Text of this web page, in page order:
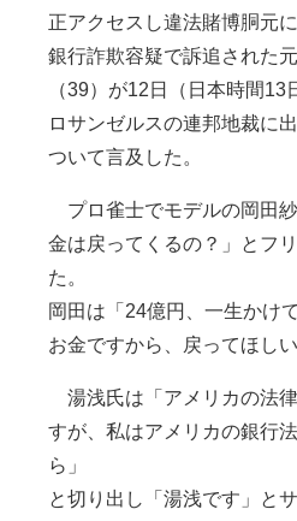
正アクセスし違法賭博胴元
銀行詐欺容疑で訴追された
（39）が12日（日本時間13
ロサンゼルスの連邦地裁に
ついて言及した。
プロ雀士でモデルの岡田
金は戻ってくるの？」とフ
た。
岡田は「24億円、一生かけ
お金ですから、戻ってほし
湯浅氏は「アメリカの法
すが、私はアメリカの銀行
ら」
と切り出し「湯浅です」と